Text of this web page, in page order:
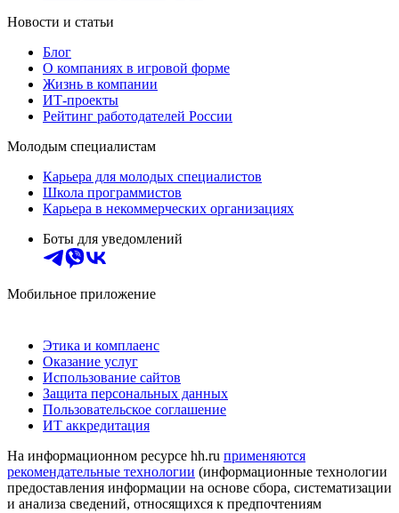
Новости и статьи
Блог
О компаниях в игровой форме
Жизнь в компании
ИТ-проекты
Рейтинг работодателей России
Молодым специалистам
Карьера для молодых специалистов
Школа программистов
Карьера в некоммерческих организациях
Боты для уведомлений
Мобильное приложение
Этика и комплаенс
Оказание услуг
Использование сайтов
Защита персональных данных
Пользовательское соглашение
ИТ аккредитация
На информационном ресурсе hh.ru применяются
рекомендательные технологии (информационные технологии
предоставления информации на основе сбора, систематизации
и анализа сведений, относящихся к предпочтениям